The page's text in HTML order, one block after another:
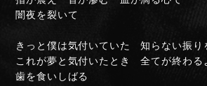
NIGHTMARE OFFICIAL MOBILE SITE
闇夜を裂いて
きっと僕は気付いていた 知らない振り
これが夢と気付いたとき 全てが終わる
歯を食いしばる